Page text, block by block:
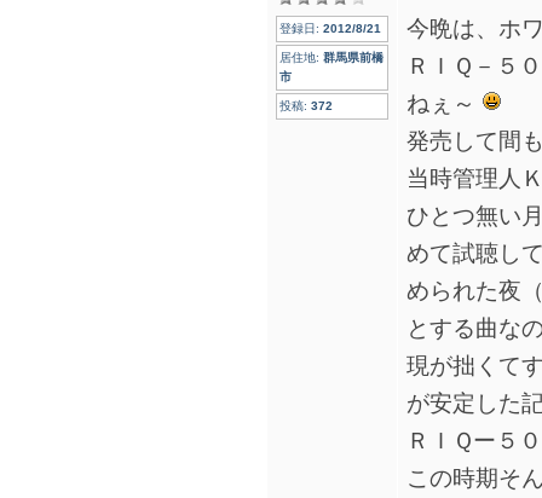
登録日: 2012/8/21
居住地: 群馬県前橋
市
投稿: 372
今晩は、ホ
ＲＩＱ－５
ねぇ～
発売して間
当時管理人
ひとつ無い
めて試聴し
められた夜
とする曲な
現が拙くて
が安定した
ＲＩＱー５
この時期そ